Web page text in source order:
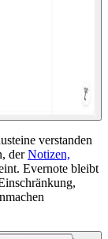
verstanden
derNotizen,
Evernote bleibt